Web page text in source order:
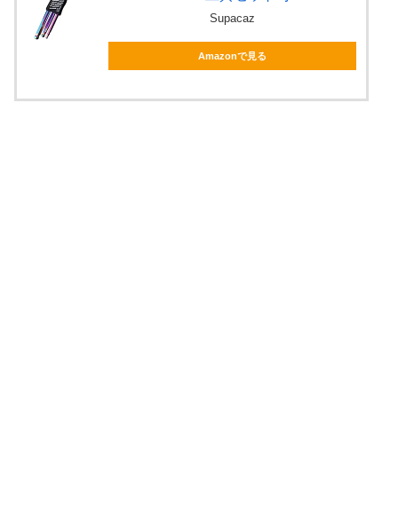
Supacaz
Amazonで見る